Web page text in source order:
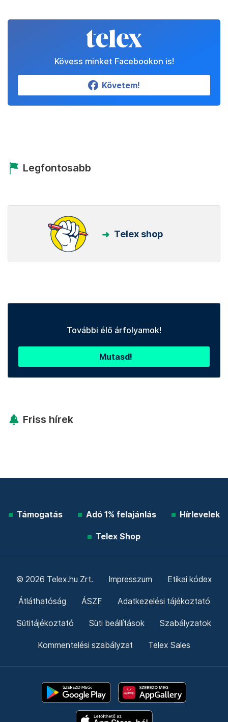
Kövess minket Facebookon is!
Követem!
Legfontosabb
Telex shop
További élő árfolyamok!
Mutasd!
Friss hírek
Támogatás Adó 1% felajánlás Hírlevelek
Telex Shop
© 2026 Telex.hu Zrt. Impresszum Etikai kódex
Átláthatóság ÁSZF Adatkezelési tájékoztató
Sütitájékoztató Süti beállítások Szabályzatok
Kommentelési szabályzat Telex Sales